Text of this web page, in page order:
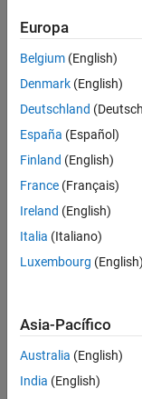
Europa
Belgium (English)
Denmark (English)
Deutschland
España (Español)
Finland (English)
France (Français)
Ireland (English)
Italia (Italiano)
Luxembourg (English)
Asia-Pacífico
Australia (English)
India (English)
Centro de confianza
Política de
Información de
© 1994-2026 The